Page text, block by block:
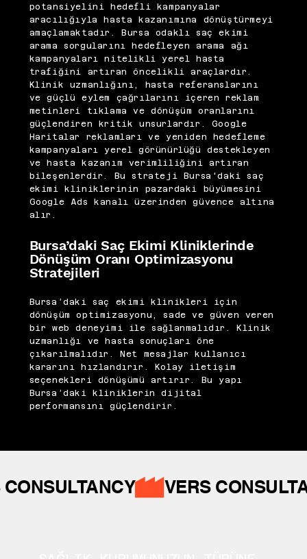
potansiyelini hedefli kampanyalar
aracılığıyla hasta kazanımına dönüştürmeyi
amaçlamaktadır. Bursa odaklı saç ekimi
arama sorgularını hedefleyen arama ağı
kampanyaları nitelikli yerel hasta
trafiğini artıran öncelikli araçlardır.
Klinik uzmanlığını, hasta referanslarını
ve güçlü eylem çağrılarını içeren reklam
metinleri tıklama ve dönüşüm oranlarını
güçlendiren kritik unsurlardır. Google
Haritalar reklamları ve yeniden hedefleme
kampanyaları yerel görünürlüğü destekleyen
ve hasta kazanım verimliliğini artıran
bileşenlerdir. Bu strateji Bursa'daki saç
ekimi kliniklerinin pazardaki büyümesini
Google Ads kanalı üzerinden güvence altına
alır.
Bursa’daki Saç Ekimi Kliniklerinde
Dönüşüm Oranı Optimizasyonu
Stratejileri
Bursa’daki saç ekimi klinikleri için
dönüşüm optimizasyonu, sade ve güven veren
bir web deneyimi ile sağlanmalıdır. Klinik
uzmanlığı ve hasta sonuçları öne
çıkarılmalıdır. Net mesajlar kullanıcı
kararını hızlandırır. Kolay iletişim
seçenekleri dönüşümü artırır. Bu yapı
Bursa’daki kliniklerin dijital
performansını güçlendirir.
CONSULTANCY